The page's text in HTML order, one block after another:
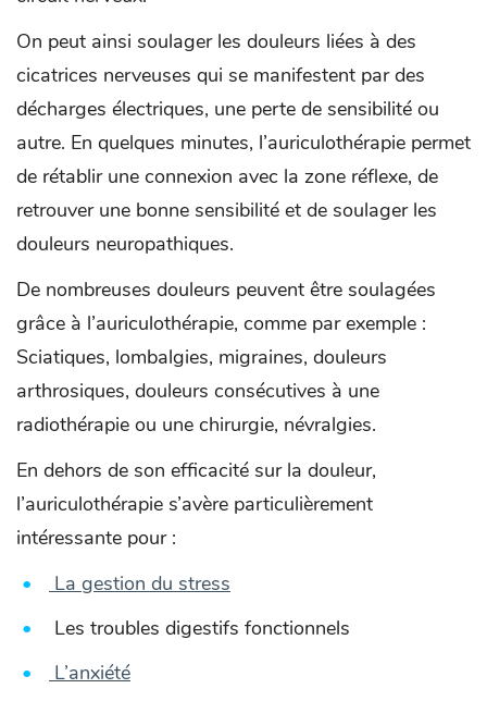
On peut ainsi soulager les douleurs liées à des
cicatrices nerveuses qui se manifestent par des
décharges électriques, une perte de sensibilité ou
autre. En quelques minutes, l’auriculothérapie permet
de rétablir une connexion avec la zone réflexe, de
retrouver une bonne sensibilité et de soulager les
douleurs neuropathiques.
De nombreuses douleurs peuvent être soulagées
grâce à l’auriculothérapie, comme par exemple :
Sciatiques, lombalgies, migraines, douleurs
arthrosiques, douleurs consécutives à une
radiothérapie ou une chirurgie, névralgies.
En dehors de son efficacité sur la douleur,
l’auriculothérapie s’avère particulièrement
intéressante pour :
La gestion du stress
Les troubles digestifs fonctionnels
L’anxiété